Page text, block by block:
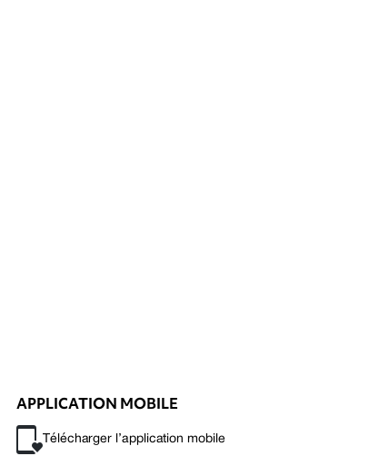
APPLICATION MOBILE
Télécharger l’application mobile